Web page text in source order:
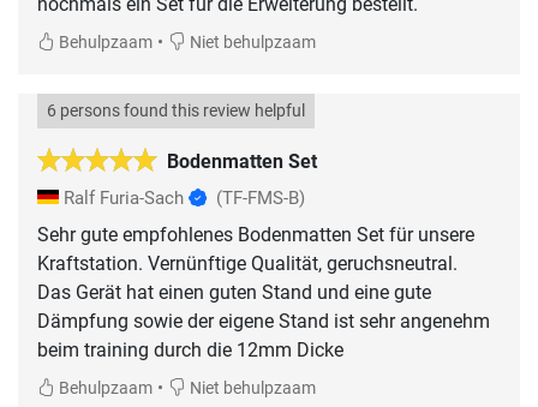
Behulpzaam • Niet behulpzaam
Bodenmatten Set
6 persons found this review helpful
Ralf Furia-Sach (TF-FMS-B)
Sehr gute empfohlenes Bodenmatten Set für unsere
Kraftstation. Vernünftige Qualität, geruchsneutral.
Das Gerät hat einen guten Stand und eine gute
Dämpfung sowie der eigene Stand ist sehr angenehm
beim training durch die 12mm Dicke
Behulpzaam • Niet behulpzaam